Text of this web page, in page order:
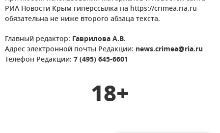
РИА Новости Крым гиперссылка на https://crimea.ria.ru
обязательна не ниже второго абзаца текста.
Главный редактор: Гаврилова А.В.
Адрес электронной почты Редакции: news.crimea@ria.ru
Телефон Редакции: 7 (495) 645-6601
18+